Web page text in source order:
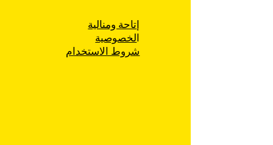
إتاحة ومنالية
لخصوصية
شروط الاستخدام